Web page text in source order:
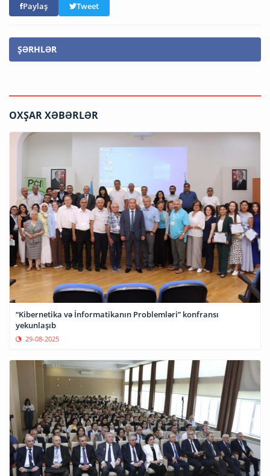
Paylaş Tweet
ŞƏRHLƏR
OXŞAR XƏBƏRLƏR
“Kibernetika və İnformatikanın Problemləri” konfransı
yekunlaşıb
29-08-2025